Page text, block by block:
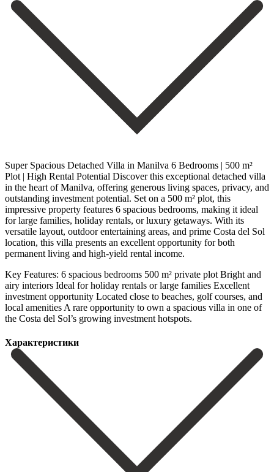
Super Spacious Detached Villa in Manilva 6 Bedrooms | 500 m²
Plot | High Rental Potential Discover this exceptional detached villa
in the heart of Manilva, offering generous living spaces, privacy, and
outstanding investment potential. Set on a 500 m² plot, this
impressive property features 6 spacious bedrooms, making it ideal
for large families, holiday rentals, or luxury getaways. With its
versatile layout, outdoor entertaining areas, and prime Costa del Sol
location, this villa presents an excellent opportunity for both
permanent living and high-yield rental income.
Key Features: 6 spacious bedrooms 500 m² private plot Bright and
airy interiors Ideal for holiday rentals or ‌large ‌families Excellent
‌investment ‌opportunity Located close ‌to beaches, ‌golf courses, and
local amenities A rare opportunity to ‌own a ‌spacious villa ‌in one of
‌the ‌Costa ‌del ‌Sol’s ‌growing ‌investment ‌hotspots.
Характеристики